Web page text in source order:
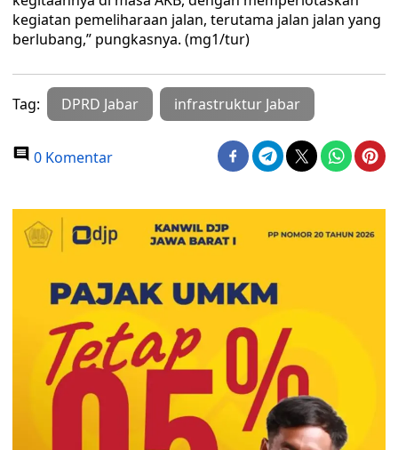
kegiatan pemeliharaan jalan, terutama jalan jalan yang
berlubang,” pungkasnya. (mg1/tur)
Tag: DPRD Jabar infrastruktur Jabar
0 Komentar